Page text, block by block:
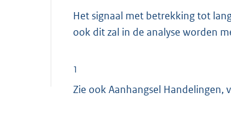
Het signaal met betrekking tot
ook dit zal in de analyse worden
1
Zie ook Aanhangsel Handelingen,